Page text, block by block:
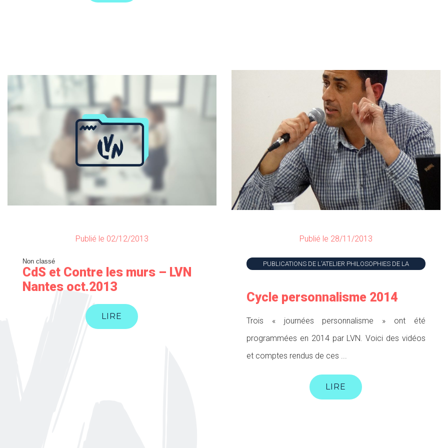
Publié le 02/12/2013
Non classé
CdS et Contre les murs – LVN
Nantes oct.2013
LIRE
Publié le 28/11/2013
PUBLICATIONS DE L'ATELIER PHILOSOPHIES DE LA
Cycle personnalisme 2014
Trois « journées personnalisme » ont été
programmées en 2014 par LVN. Voici des vidéos
et comptes rendus de ces ...
LIRE